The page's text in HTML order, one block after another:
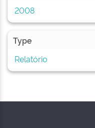
2008
Type
Relatório